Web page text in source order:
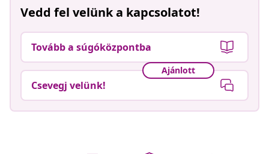
Vedd fel velünk a kapcsolatot!
Tovább a súgóközpontba
Ajánlott
Csevegj velünk!